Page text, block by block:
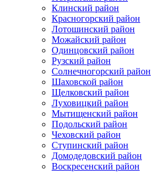
Клинский район
Красногорский район
Лотошинский район
Можайский район
Одинцовский район
Рузский район
Солнечногорский район
Шаховской район
Щелковский район
Луховицкий район
Мытищенский район
Подольский район
Чеховский район
Ступинский район
Домодедовский район
Воскресенский район